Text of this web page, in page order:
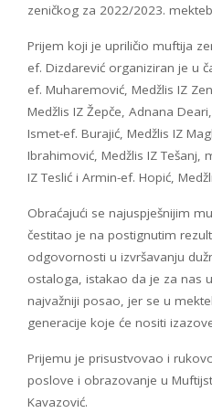
zeničkog za 2022/2023.
Prijem koji je upriličio muftija
ef. Dizdarević organiziran je u
ef. Muharemović, Medžlis IZ
Medžlis IZ Žepče, Adnana
Ismet-ef. Burajić, Medžlis IZ
Ibrahimović, Medžlis IZ Tešanj,
IZ Teslić i Armin-ef. Hopić,
Obraćajući se najuspješnijim
čestitao je na postignutim
odgovornosti u izvršavanju
ostaloga, istakao da je za nas
najvažniji posao, jer se u
generacije koje će nositi
Prijemu je prisustvovao i
poslove i obrazovanje u
Kavazović.